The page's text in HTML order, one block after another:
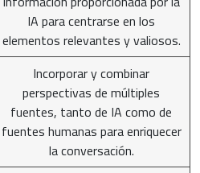
IA para centrarse en los
elementos relevantes y valiosos.
Incorporar y combinar
perspectivas de múltiples
fuentes, tanto de IA como de
fuentes humanas para enriquecer
la conversación.